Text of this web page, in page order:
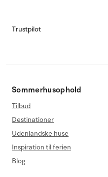
Trustpilot
Sommerhusophold
Tilbud
Destinationer
Udenlandske huse
Inspiration til ferien
Blog